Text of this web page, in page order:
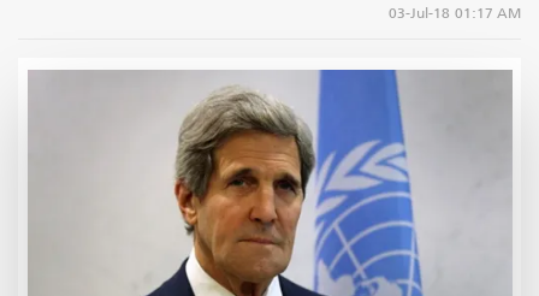
03-Jul-18 01:17 AM